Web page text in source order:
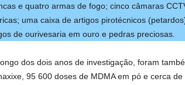
e quatro armas de fogo; cinco câmaras
uma caixa de artigos pirotécnicos
de ourivesaria em ouro e pedras preciosas.
dos dois anos de investigação, foram
95 600 doses de MDMA em pó e cerca